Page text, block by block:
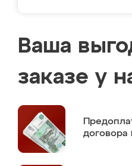
Ваша
заказе у
договора